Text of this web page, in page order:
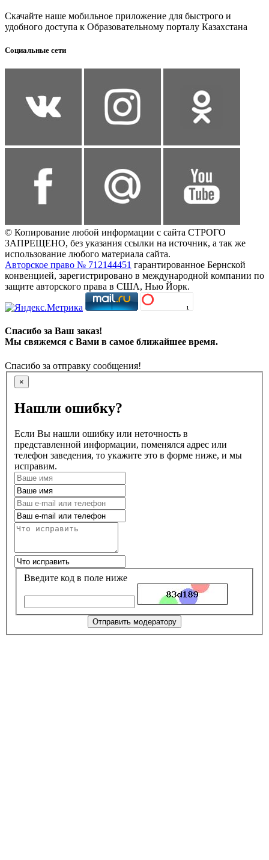
Скачайте наше мобильное приложение для быстрого и
удобного доступа к Образовательному порталу Казахстана
Социальные сети
© Копирование любой информации с сайта СТРОГО
ЗАПРЕЩЕНО, без указания ссылки на источник, а так же
использование любого материала сайта.
Авторское право № 712144451 гарантированное Бернской
конвенцией, зарегистрировано в международной компании по
защите авторского права в США, Нью Йорк.
Спасибо за Ваш заказ!
Мы свяжемся с Вами в самое ближайшее время.
Спасибо за отправку сообщения!
×
Нашли ошибку?
Если Вы нашли ошибку или неточность в
представленной информации, поменялся адрес или
телефон заведения, то укажите это в форме ниже, и мы
исправим.
Введите код в поле ниже
Отправить модератору